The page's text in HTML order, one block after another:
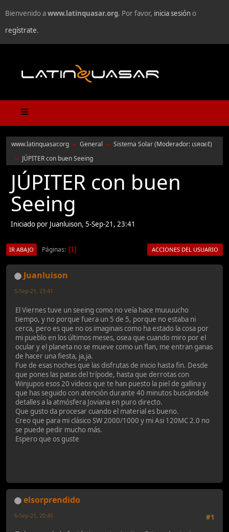
Bienvenido awww.latinquasar.org. Por favor, inicia sesióno
regístrate.
www.latinquasar.org ► General ► Sistema Solar(Moderador: ιѕяαєℓ)
► JÚPITER con buen Seeing
JÚPITER con buen
Seeing
Iniciado por Juanluison, 5-Sep-21, 23:41
IR ABAJO Páginas 1 ACCIONES DEL USUARIO
Juanluison
5-Sep-21, 23:41
El Viernes tuve un seeing como no veía hace muuuucho
tiempo, y no porque fuera un 5 de 5, porque no estaba ni
cerca, pero es que no os imaginais como ha estado la cosa por
mi pueblo en los últimos meses, osea que cuando miro por el
ocular y el planeta no se mueve como un flan, me entran ganas
de hacer una fiesta, ja,ja.
Fue de esas noches que las disfrutas de inicio hasta fin. Desde
que pones las patas del trípode, hasta que derrotas con
Winjupos esos 20 videos que te han puesto la piel de gallina y
que has seguido con atención durante 40 minutos buscándole
detalles a la atmósfera Joviana en puro directo.
Que gusto da procesar cuando el material es bueno.
Creo que para mi clásico SW 2000/1000 y mi Asi 120MC 2.0 no
se puede pedir mucho más.
Espero que os guste
elsorprendido
#1
6-Sep-21, 20:45